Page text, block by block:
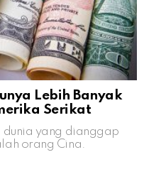
Lebih Banyak
Serikat
yang dianggap
orang Cina.